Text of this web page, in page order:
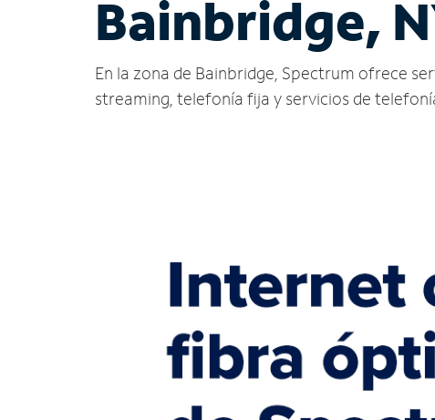
Bainbridge,
En la zona de Bainbridge, Spectrum ofrece
streaming, telefonía fija y servicios de